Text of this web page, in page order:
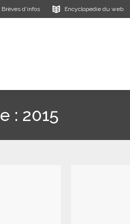
Brèves d’infos Encyclopedie du web
: 2015